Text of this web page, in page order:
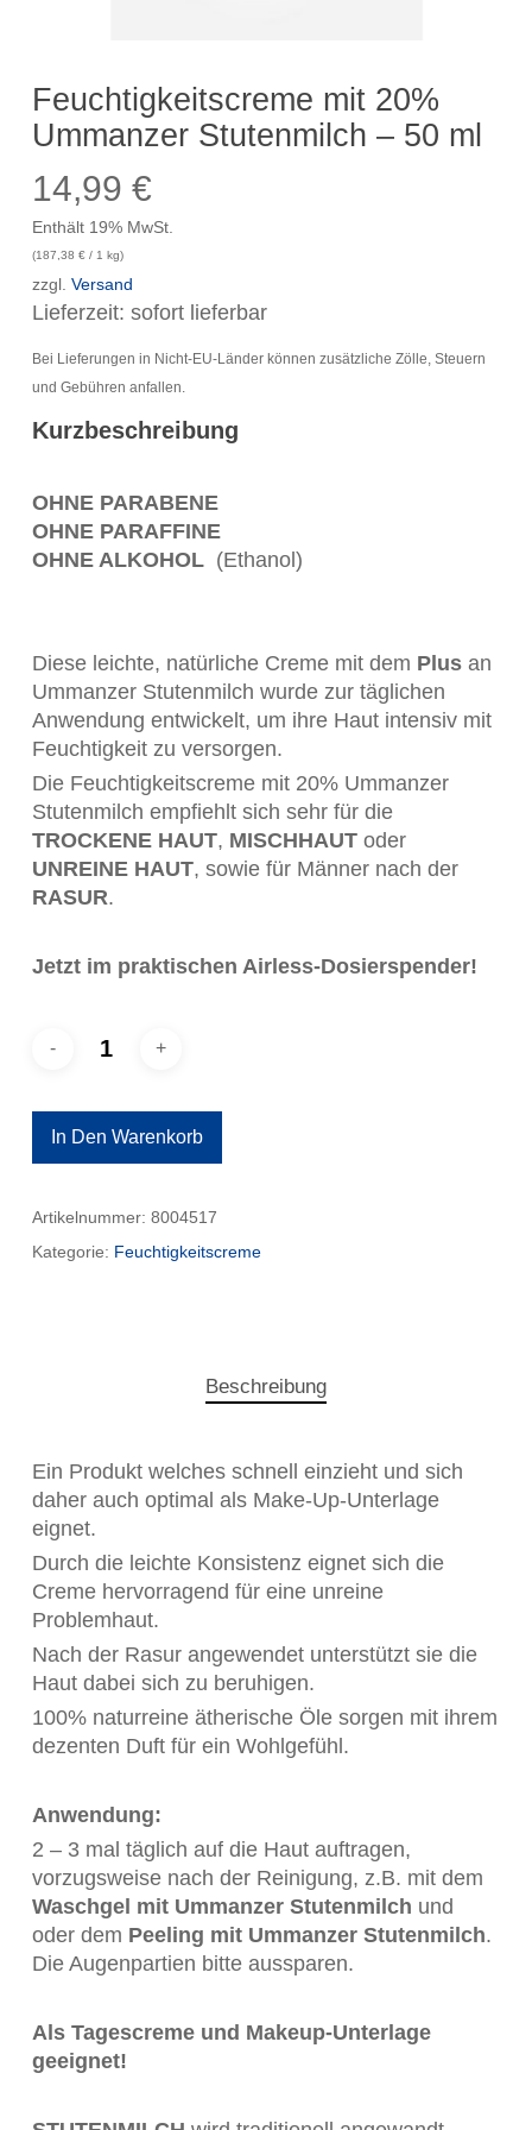
Feuchtigkeitscreme mit 20%
Ummanzer Stutenmilch – 50 ml
14,99 €
Enthält 19% MwSt.
(187,38 €/ 1 kg)
zzgl. Versand
Lieferzeit: sofort lieferbar
Bei Lieferungen in Nicht-EU-Länder können zusätzliche Zölle, Steuern
und Gebühren anfallen.
Kurzbeschreibung
OHNE PARABENE
OHNE PARAFFINE
OHNE ALKOHOL (Ethanol)
Diese leichte, natürliche Creme mit dem Plusan
Ummanzer Stutenmilch wurde zur täglichen
Anwendung entwickelt, um ihre Haut intensiv mit
Feuchtigkeit zu versorgen.
Die Feuchtigkeitscreme mit 20% Ummanzer
Stutenmilch empfiehlt sich sehr für die
TROCKENE HAUT, MISCHHAUToder
UNREINE HAUT, sowie für Männer nach der
RASUR.
Jetzt im praktischen Airless-Dosierspender!
In Den Warenkorb
Artikelnummer: 8004517
Kategorie: Feuchtigkeitscreme
Beschreibung
Ein Produkt welches schnell einzieht und sich
daher auch optimal als Make-Up-Unterlage
eignet.
Durch die leichte Konsistenz eignet sich die
Creme hervorragend für eine unreine
Problemhaut.
Nach der Rasur angewendet unterstützt sie die
Haut dabei sich zu beruhigen.
100% naturreine ätherische Öle sorgen mit ihrem
dezenten Duft für ein Wohlgefühl.
Anwendung:
2 – 3 mal täglich auf die Haut auftragen,
vorzugsweise nach der Reinigung, z.B. mit dem
Waschgel mit Ummanzer Stutenmilch und
oder dem Peeling mit Ummanzer Stutenmilch.
Die Augenpartien bitte aussparen.
Als Tagescreme und Makeup-Unterlage
geeignet!